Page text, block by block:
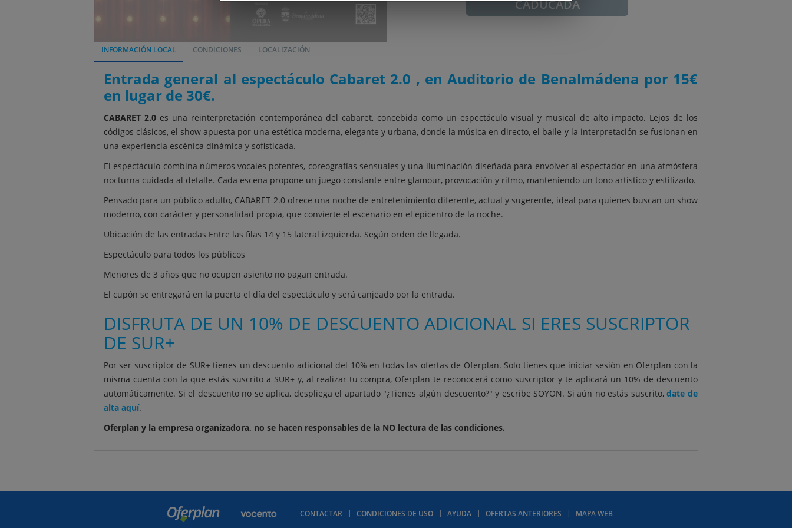
CADUCADA
INFORMACIÓN LOCAL CONDICIONES LOCALIZACIÓN
Entrada general al espectáculo Cabaret 2.0 , en Auditorio de Benalmádena por 15€
en lugar de 30€.
CABARET 2.0 es una reinterpretación contemporánea del cabaret, concebida como un espectáculo visual y musical de alto impacto. Lejos de los
códigos clásicos, el show apuesta por una estética moderna, elegante y urbana, donde la música en directo, el baile y la interpretación se fusionan en
una experiencia escénica dinámica y sofisticada.
El espectáculo combina números vocales potentes, coreografías sensuales y una iluminación diseñada para envolver al espectador en una atmósfera
nocturna cuidada al detalle. Cada escena propone un juego constante entre glamour, provocación y ritmo, manteniendo un tono artístico y estilizado.
Pensado para un público adulto, CABARET 2.0 ofrece una noche de entretenimiento diferente, actual y sugerente, ideal para quienes buscan un show
moderno, con carácter y personalidad propia, que convierte el escenario en el epicentro de la noche.
Ubicación de las entradas Entre las filas 14 y 15 lateral izquierda. Según orden de llegada.
Espectáculo para todos los públicos
Menores de 3 años que no ocupen asiento no pagan entrada.
El cupón se entregará en la puerta el día del espectáculo y será canjeado por la entrada.
DISFRUTA DE UN 10% DE DESCUENTO ADICIONAL SI ERES SUSCRIPTOR
DE SUR+
Por ser suscriptor de SUR+ tienes un descuento adicional del 10% en todas las ofertas de Oferplan. Solo tienes que iniciar sesión en Oferplan con la
misma cuenta con la que estás suscrito a SUR+ y, al realizar tu compra, Oferplan te reconocerá como suscriptor y te aplicará un 10% de descuento
automáticamente. Si el descuento no se aplica, despliega el apartado "¿Tienes algún descuento?" y escribe SOYON. Si aún no estás suscrito,date de
alta aquí.
Oferplan y la empresa organizadora, no se hacen responsables de la NO lectura de las condiciones.
CONTACTAR CONDICIONES DE USO AYUDA OFERTAS ANTERIORES MAPA WEB